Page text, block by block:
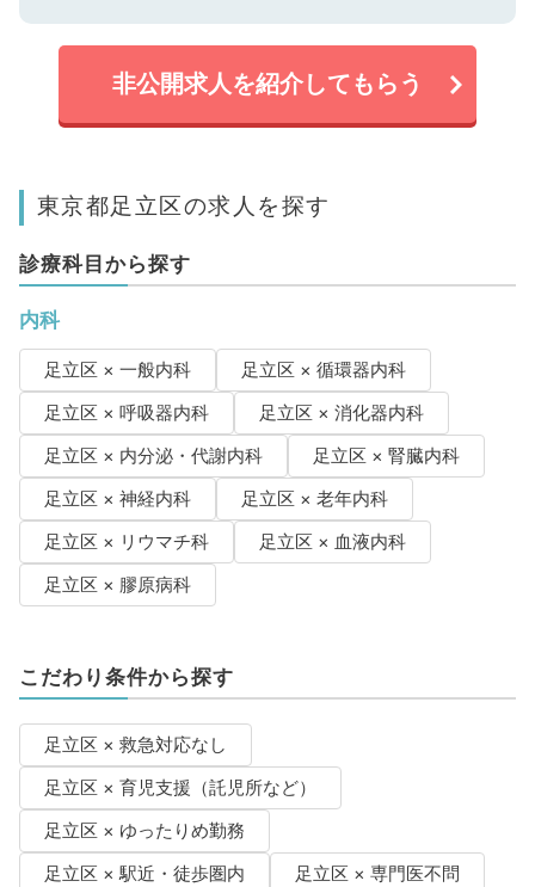
非公開求人を紹介してもらう
東京都足立区の求人を探す
診療科目から探す
内科
足立区 × 一般内科
足立区 × 循環器内科
足立区 × 呼吸器内科
足立区 × 消化器内科
足立区 × 内分泌・代謝内科
足立区 × 腎臓内科
足立区 × 神経内科
足立区 × 老年内科
足立区 × リウマチ科
足立区 × 血液内科
足立区 × 膠原病科
こだわり条件から探す
足立区 × 救急対応なし
足立区 × 育児支援（託児所など）
足立区 × ゆったりめ勤務
足立区 × 駅近・徒歩圏内
足立区 × 専門医不問